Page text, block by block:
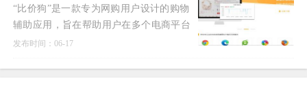
“比价狗”是一款专为网购用户设计的购物
辅助应用，旨在帮助用户在多个电商平台
之间快速比较商品价格，寻找最低价，并
发布时间：06-17